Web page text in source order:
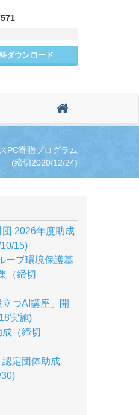
ダウンロード
PC寄贈プログラム
(締切2020/12/24)
2026年度助成
15)
ープ環境保護基
（締切
立つAI講座」開
実施)
（締切
定団体助成